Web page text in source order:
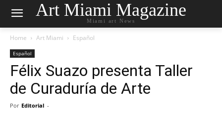
Art Miami Magazine
Miami art News
Home Art Miami Español
Español
Félix Suazo presenta Taller
de Curaduría de Arte
Por Editorial -